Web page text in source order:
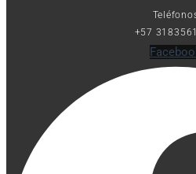
+57